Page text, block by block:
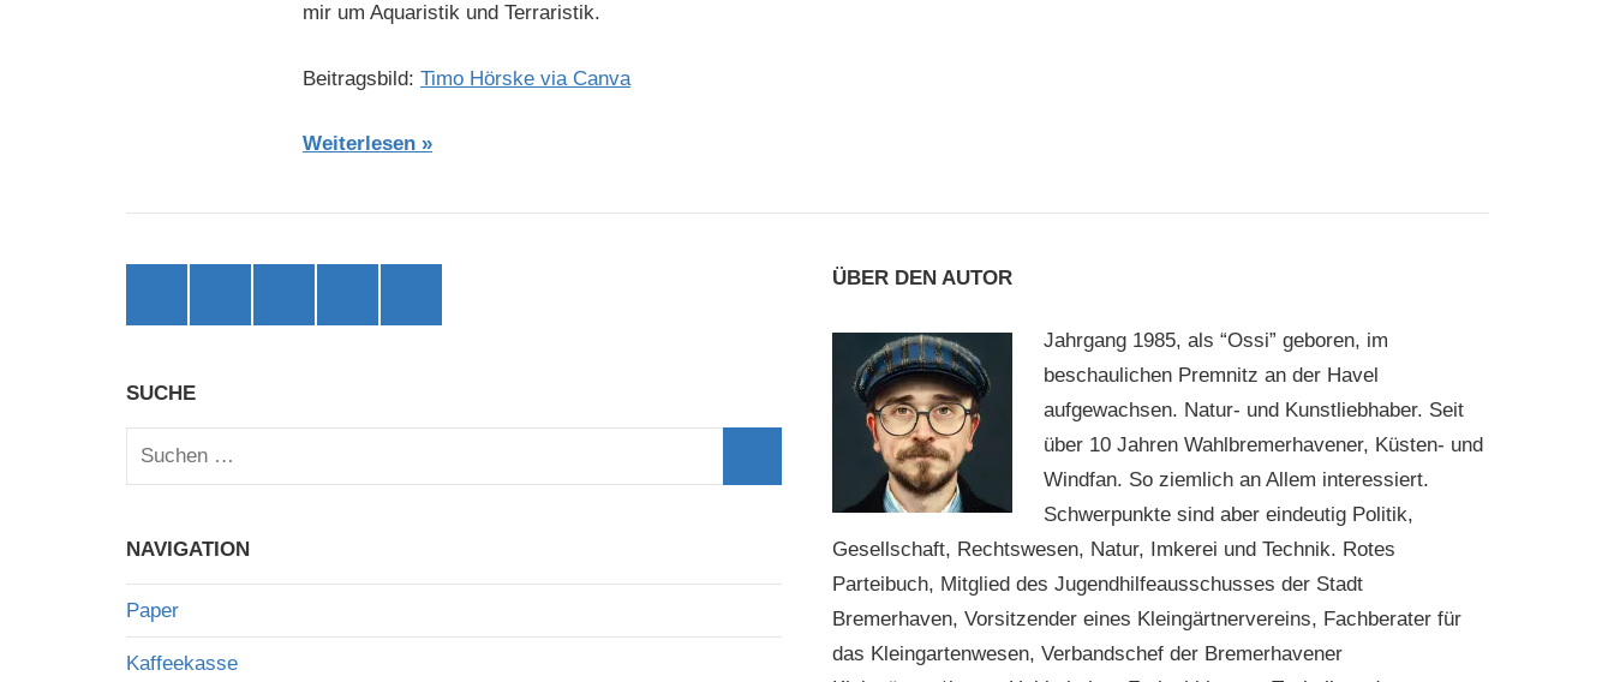
mir um Aquaristik und Terraristik.
Beitragsbild: Timo Hörske via Canva
Weiterlesen
(ehemals
SUCHE
Suchen
NAVIGATION
Paper
Kaffeekasse
ÜBER DEN AUTOR
Jahrgang 1985, als “Ossi” geboren, im
beschaulichen Premnitz an der Havel
aufgewachsen. Natur- und Kunstliebhaber. Seit
über 10 Jahren Wahlbremerhavener, Küsten- und
Windfan. So ziemlich an Allem interessiert.
Schwerpunkte sind aber eindeutig Politik,
Gesellschaft, Rechtswesen, Natur, Imkerei und Technik. Rotes
Parteibuch, Mitglied des Jugendhilfeausschusses der Stadt
Bremerhaven, Vorsitzender eines Kleingärtnervereins, Fachberater für
das Kleingartenwesen, Verbandschef der Bremerhavener